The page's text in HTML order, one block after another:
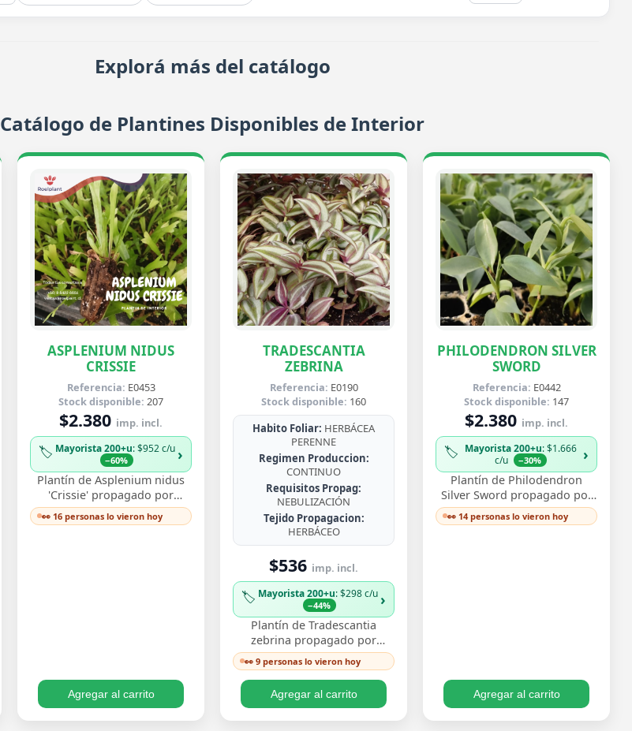
Explorá más del catálogo
Catálogo de Plantines Disponibles de Interior
ASPLENIUM NIDUS
CRISSIE
Referencia: E0453
Stock disponible: 207
$2.380 imp. incl.
🏷️ Mayorista 200+u: $952 c/u
−60% ›
Plantín de Asplenium nidus
'Crissie' propagado por
esqueje enraizado, con
frondas de bordes ondulados
👀 16 personas lo vieron hoy
Agregar al carrito
TRADESCANTIA
ZEBRINA
Referencia: E0190
Stock disponible: 160
Habito Foliar: HERBÁCEA
PERENNE
Regimen Produccion:
CONTINUO
Requisitos Propag:
NEBULIZACIÓN
Tejido Propagacion:
HERBÁCEO
$536 imp. incl.
🏷️ Mayorista 200+u: $298 c/u
−44% ›
Plantín de Tradescantia
zebrina propagado por
esqueje enraizado, con ese
llamativo follaje bicolor de
tonos morado y pl…
👀 9 personas lo vieron hoy
Agregar al carrito
PHILODENDRON SILVER
SWORD
Referencia: E0442
Stock disponible: 147
$2.380 imp. incl.
🏷️ Mayorista 200+u: $1.666
c/u
−30% ›
Plantín de Philodendron
Silver Sword propagado por
esqueje ya enraizado, con
hojas lanceoladas de un
👀 14 personas lo vieron hoy
Agregar al carrito